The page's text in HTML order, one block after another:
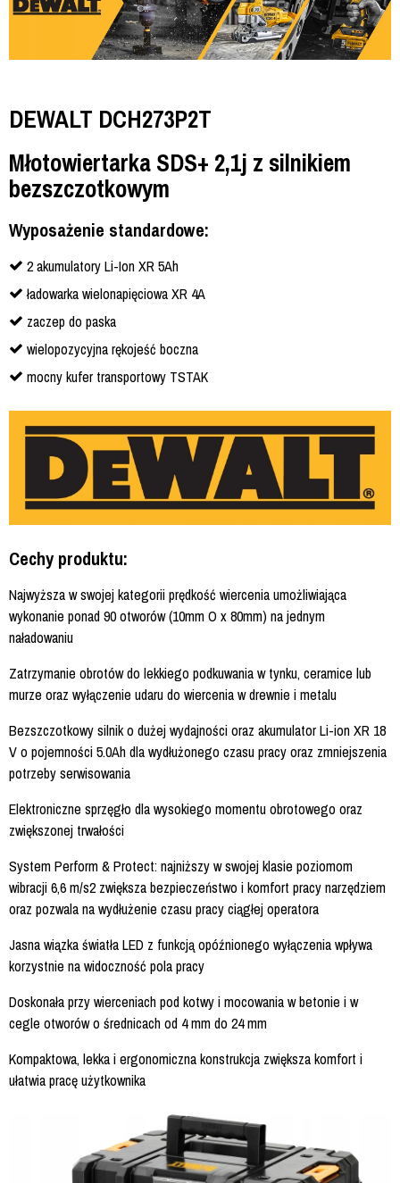
DEWALT DCH273P2T
Młotowiertarka SDS+ 2,1j z silnikiem
bezszczotkowym
Wyposażenie standardowe:
2 akumulatory Li-Ion XR 5Ah
ładowarka wielonapięciowa XR 4A
zaczep do paska
wielopozycyjna rękojeść boczna
mocny kufer transportowy TSTAK
Cechy produktu:
Najwyższa w swojej kategorii prędkość wiercenia umożliwiająca
wykonanie ponad 90 otworów (10mm O x 80mm) na jednym
naładowaniu
Zatrzymanie obrotów do lekkiego podkuwania w tynku, ceramice lub
murze oraz wyłączenie udaru do wiercenia w drewnie i metalu
Bezszczotkowy silnik o dużej wydajności oraz akumulator Li-ion XR 18
V o pojemności 5.0Ah dla wydłużonego czasu pracy oraz zmniejszenia
potrzeby serwisowania
Elektroniczne sprzęgło dla wysokiego momentu obrotowego oraz
zwiększonej trwałości
System Perform & Protect: najniższy w swojej klasie poziomom
wibracji 6,6 m/s2 zwiększa bezpieczeństwo i komfort pracy narzędziem
oraz pozwala na wydłużenie czasu pracy ciągłej operatora
Jasna wiązka światła LED z funkcją opóźnionego wyłączenia wpływa
korzystnie na widoczność pola pracy
Doskonała przy wierceniach pod kotwy i mocowania w betonie i w
cegle otworów o średnicach od 4 mm do 24 mm
Kompaktowa, lekka i ergonomiczna konstrukcja zwiększa komfort i
ułatwia pracę użytkownika